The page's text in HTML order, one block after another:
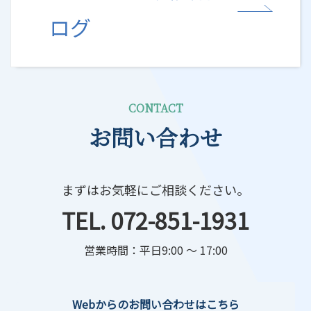
ログ
お問い合わせ
CONTACT
まずはお気軽にご相談ください。
TEL. 072-851-1931
営業時間：平日9:00 ～ 17:00
Webからのお問い合わせはこちら